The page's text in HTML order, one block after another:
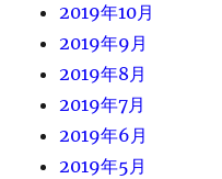
2019年10月
2019年9月
2019年8月
2019年7月
2019年6月
2019年5月